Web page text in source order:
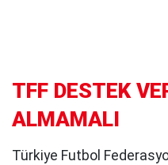
TFF DESTEK
ALMAMALI
Türkiye Futbol